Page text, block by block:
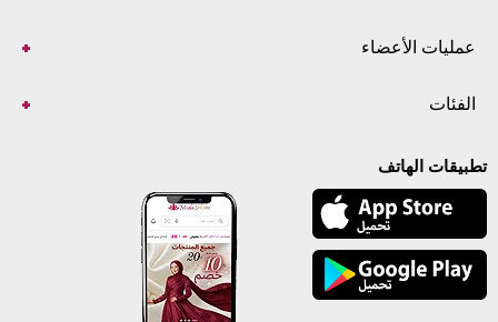
عمليات الأعضاء
الفئات
تطبيقات الهاتف